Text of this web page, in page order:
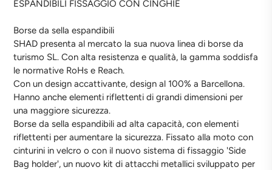
ESPANDIBILI FISSAGGIO CON CINGHIE
Borse da sella espandibili
SHAD presenta al mercato la sua nuova linea di borse da
turismo SL. Con alta resistenza e qualità, la gamma soddisfa
le normative RoHs e Reach.
Con un design accattivante, design al 100% a Barcellona.
Hanno anche elementi riflettenti di grandi dimensioni per
una maggiore sicurezza.
Borse da sella espandibili ad alta capacità, con elementi
riflettenti per aumentare la sicurezza. Fissato alla moto con
cinturini in velcro o con il nuovo sistema di fissaggio 'Side
Bag holder', un nuovo kit di attacchi metallici sviluppato per